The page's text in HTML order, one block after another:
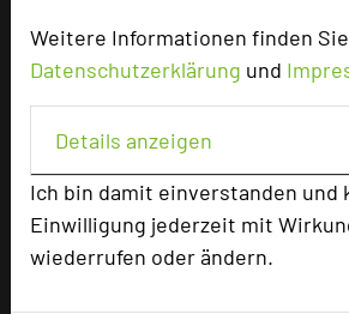
Weitere Informationen finden
Datenschutzerklärung und
Details anzeigen
Ich bin damit einverstanden und
Einwilligung jederzeit mit
wiederrufen oder ändern.
Seminar, Klausur, Event